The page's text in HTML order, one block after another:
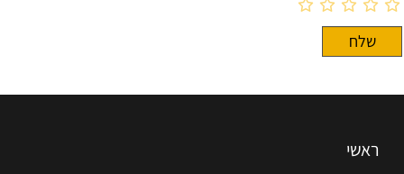
ראשי